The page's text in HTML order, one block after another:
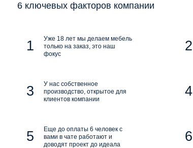
6 ключевых факторов компании
Уже 18 лет мы делаем мебель
только на заказ, это наш
фокус
У нас собственное
производство, открытое для
клиентов компании
Еще до оплаты 6 человек с
вами в чате работают и
доводят проект до идеала